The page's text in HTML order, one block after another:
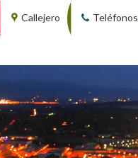
Callejero Teléfonos